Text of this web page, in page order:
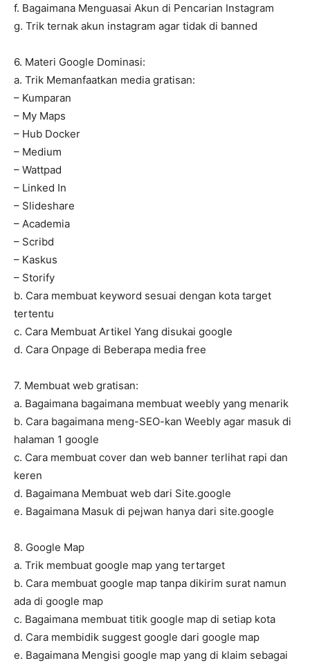
f. Bagaimana Menguasai Akun di Pencarian Instagram
g. Trik ternak akun instagram agar tidak di banned
6. Materi Google Dominasi:
a. Trik Memanfaatkan media gratisan:
– Kumparan
– My Maps
– Hub Docker
– Medium
– Wattpad
– Linked In
– Slideshare
– Academia
– Scribd
– Kaskus
– Storify
b. Cara membuat keyword sesuai dengan kota target
tertentu
c. Cara Membuat Artikel Yang disukai google
d. Cara Onpage di Beberapa media free
7. Membuat web gratisan:
a. Bagaimana bagaimana membuat weebly yang menarik
b. Cara bagaimana meng-SEO-kan Weebly agar masuk di
halaman 1 google
c. Cara membuat cover dan web banner terlihat rapi dan
keren
d. Bagaimana Membuat web dari Site.google
e. Bagaimana Masuk di pejwan hanya dari site.google
8. Google Map
a. Trik membuat google map yang tertarget
b. Cara membuat google map tanpa dikirim surat namun
ada di google map
c. Bagaimana membuat titik google map di setiap kota
d. Cara membidik suggest google dari google map
e. Bagaimana Mengisi google map yang di klaim sebagai